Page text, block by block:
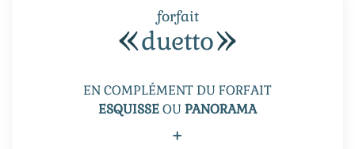
forfait
duetto
EN COMPLÉMENT DU FORFAIT
ESQUISSEOU PANORAMA
+